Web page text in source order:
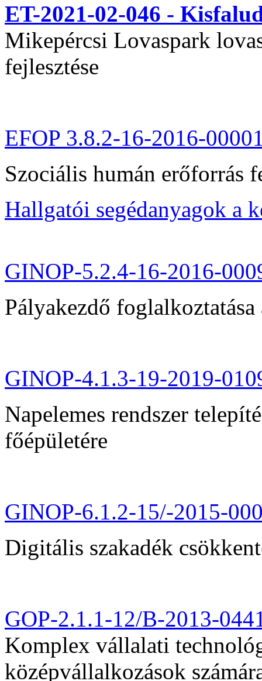
ET-2021-02-046 -
Mikepércsi Lovaspark
fejlesztése
EFOP 3.8.2-16-2016-
Szociális humán erőforrás
Hallgatói segédanyagok a
GINOP-5.2.4-16-2016-
Pályakezdő
GINOP-4.1.3-19-2019-
Napelemes rendszer
főépületére
GINOP-6.1.2-15/-2015-
Digitális szakadék
GOP-2.1.1-12/B-2013-
Komplex vállalati
középvállalkozások